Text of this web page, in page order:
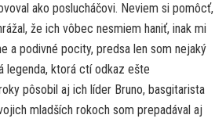
ako poslucháčovi. Neviem si pomôcť,
že ich vôbec nesmiem haniť, inak mi
a podivné pocity, predsa len som nejaký
legenda, ktorá ctí odkaz ešte
pôsobil aj ich líder Bruno, basgitarista
mladších rokoch som prepadával aj